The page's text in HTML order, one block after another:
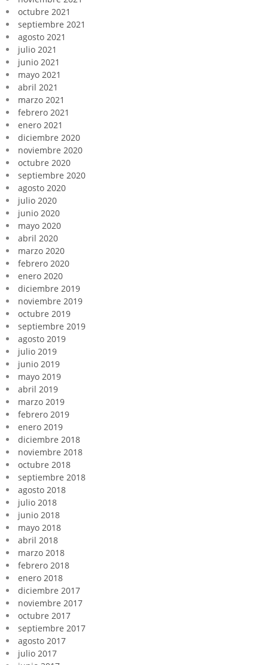
octubre 2021
septiembre 2021
agosto 2021
julio 2021
junio 2021
mayo 2021
abril 2021
marzo 2021
febrero 2021
enero 2021
diciembre 2020
noviembre 2020
octubre 2020
septiembre 2020
agosto 2020
julio 2020
junio 2020
mayo 2020
abril 2020
marzo 2020
febrero 2020
enero 2020
diciembre 2019
noviembre 2019
octubre 2019
septiembre 2019
agosto 2019
julio 2019
junio 2019
mayo 2019
abril 2019
marzo 2019
febrero 2019
enero 2019
diciembre 2018
noviembre 2018
octubre 2018
septiembre 2018
agosto 2018
julio 2018
junio 2018
mayo 2018
abril 2018
marzo 2018
febrero 2018
enero 2018
diciembre 2017
noviembre 2017
octubre 2017
septiembre 2017
agosto 2017
julio 2017